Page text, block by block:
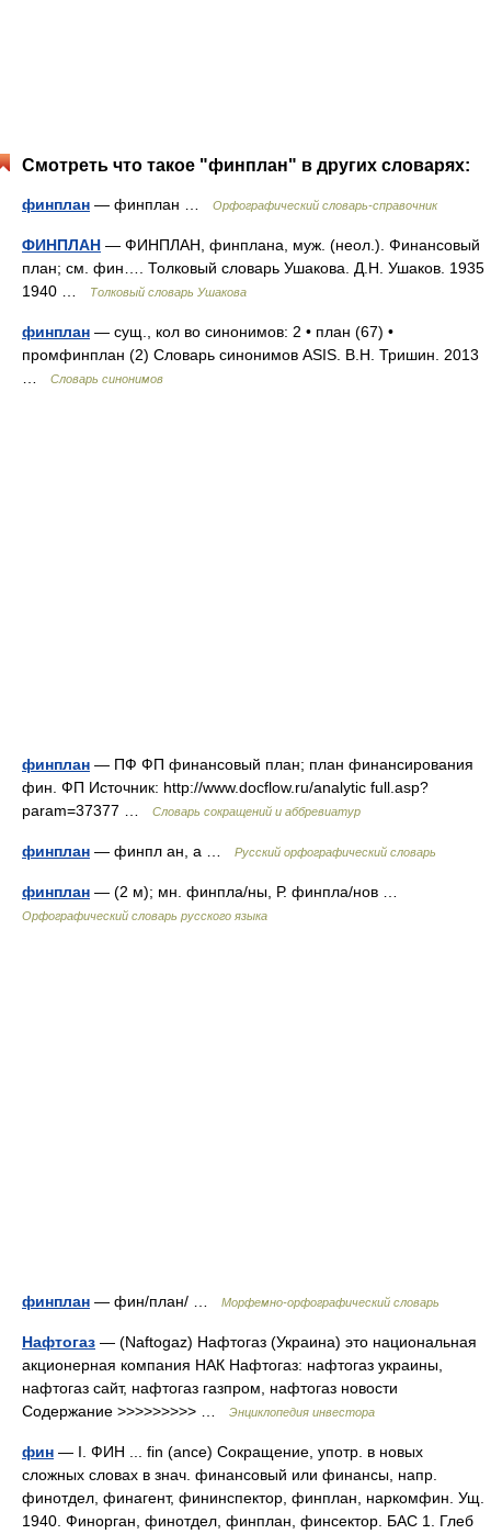
Смотреть что такое "финплан" в других словарях:
финплан — финплан … Орфографический словарь-справочник
ФИНПЛАН — ФИНПЛАН, финплана, муж. (неол.). Финансовый
план; см. фин…. Толковый словарь Ушакова. Д.Н. Ушаков. 1935
1940 …
Толковый словарь Ушакова
финплан — сущ., кол во синонимов: 2 • план (67) •
промфинплан (2) Словарь синонимов ASIS. В.Н. Тришин. 2013
Словарь синонимов
финплан — ПФ ФП финансовый план; план финансирования
фин. ФП Источник: http://www.docflow.ru/analytic full.asp?
param=37377 …
Словарь сокращений и аббревиатур
финплан — финпл ан, а … Русский орфографический словарь
финплан — (2 м); мн. финпла/ны, Р. финпла/нов …
Орфографический словарь русского языка
финплан — фин/план/ … Морфемно-орфографический словарь
Нафтогаз — (Naftogaz) Нафтогаз (Украина) это национальная
акционерная компания НАК Нафтогаз: нафтогаз украины,
нафтогаз сайт, нафтогаз газпром, нафтогаз новости
Содержание >>>>>>>>> …
Энциклопедия инвестора
фин — I. ФИН ... fin (ance) Сокращение, употр. в новых
сложных словах в знач. финансовый или финансы, напр.
финотдел, финагент, фининспектор, финплан, наркомфин. Ущ.
1940. Финорган, финотдел, финплан, финсектор. БАС 1. Глеб